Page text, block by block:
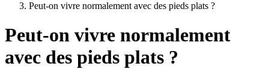
Peut-on vivre normalement avec des pieds plats ?
Peut-on vivre normalement
avec des pieds plats ?